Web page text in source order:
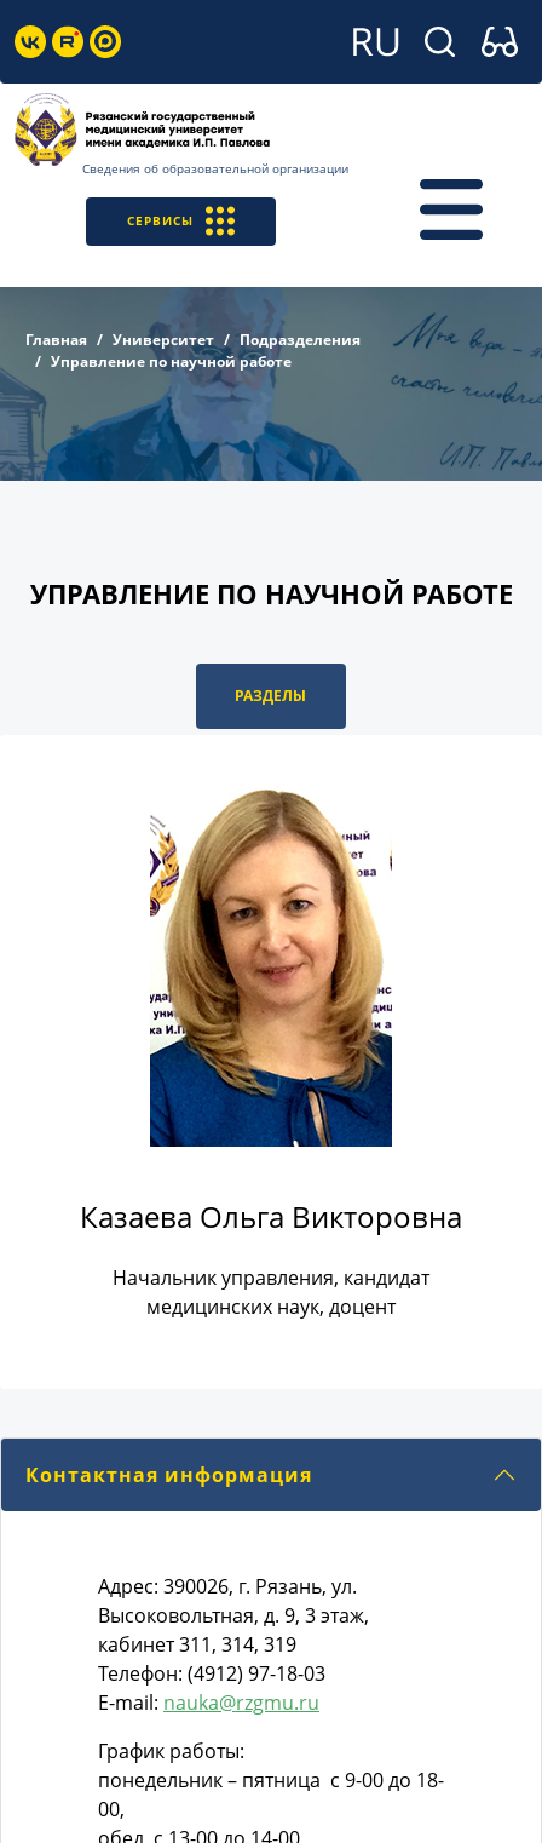
Сведения об образовательной организации
СЕРВИСЫ
Главная Университет
Подразделения
Управление по научной работе
УПРАВЛЕНИЕ ПО НАУЧНОЙ РАБОТЕ
РАЗДЕЛЫ
Казаева Ольга Викторовна
Начальник управления, кандидат
медицинских наук, доцент
Контактная информация
Адрес: 390026, г. Рязань, ул.
Высоковольтная, д. 9, 3 этаж,
кабинет 311, 314, 319
Телефон: (4912) 97-18-03
E-mail: nauka@rzgmu.ru
График работы:
понедельник – пятница с 9-00 до 18-
00,